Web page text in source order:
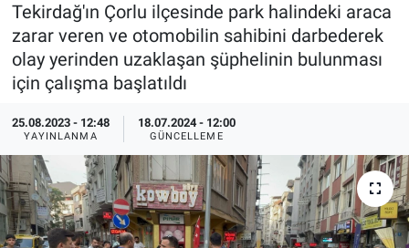
Tekirdağ'ın Çorlu ilçesinde park halindeki araca
zarar veren ve otomobilin sahibini darbederek
olay yerinden uzaklaşan şüphelinin bulunması
için çalışma başlatıldı
25.08.2023 - 12:48
YAYINLANMA
18.07.2024 - 12:00
GÜNCELLEME